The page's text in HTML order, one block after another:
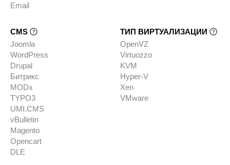
Email
CMS
Joomla
WordPress
Drupal
Битрикс
MODx
TYPO3
UMI.CMS
vBulletin
Magento
Opencart
DLE
ТИП ВИРТУАЛИЗАЦИИ
OpenVZ
Virtuozzo
KVM
Hyper-V
Xen
VMware